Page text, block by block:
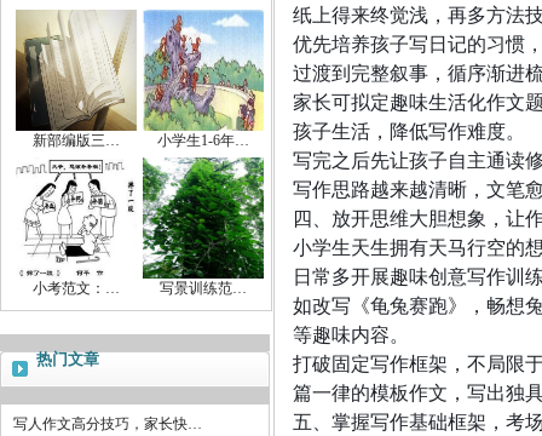
新部编版三… 小学生1-6年…
小考范文：… 写景训练范…
热门文章
写人作文高分技巧，家长快…
纸上得来终觉浅，再多方法
优先培养孩子写日记的习惯
过渡到完整叙事，循序渐进
家长可拟定趣味生活化作文
孩子生活，降低写作难度。
写完之后先让孩子自主通读
写作思路越来越清晰，文笔
四、放开思维大胆想象，让
小学生天生拥有天马行空的
日常多开展趣味创意写作训
如改写《龟兔赛跑》，畅想
等趣味内容。
打破固定写作框架，不局限
篇一律的模板作文，写出独
五、掌握写作基础框架，考